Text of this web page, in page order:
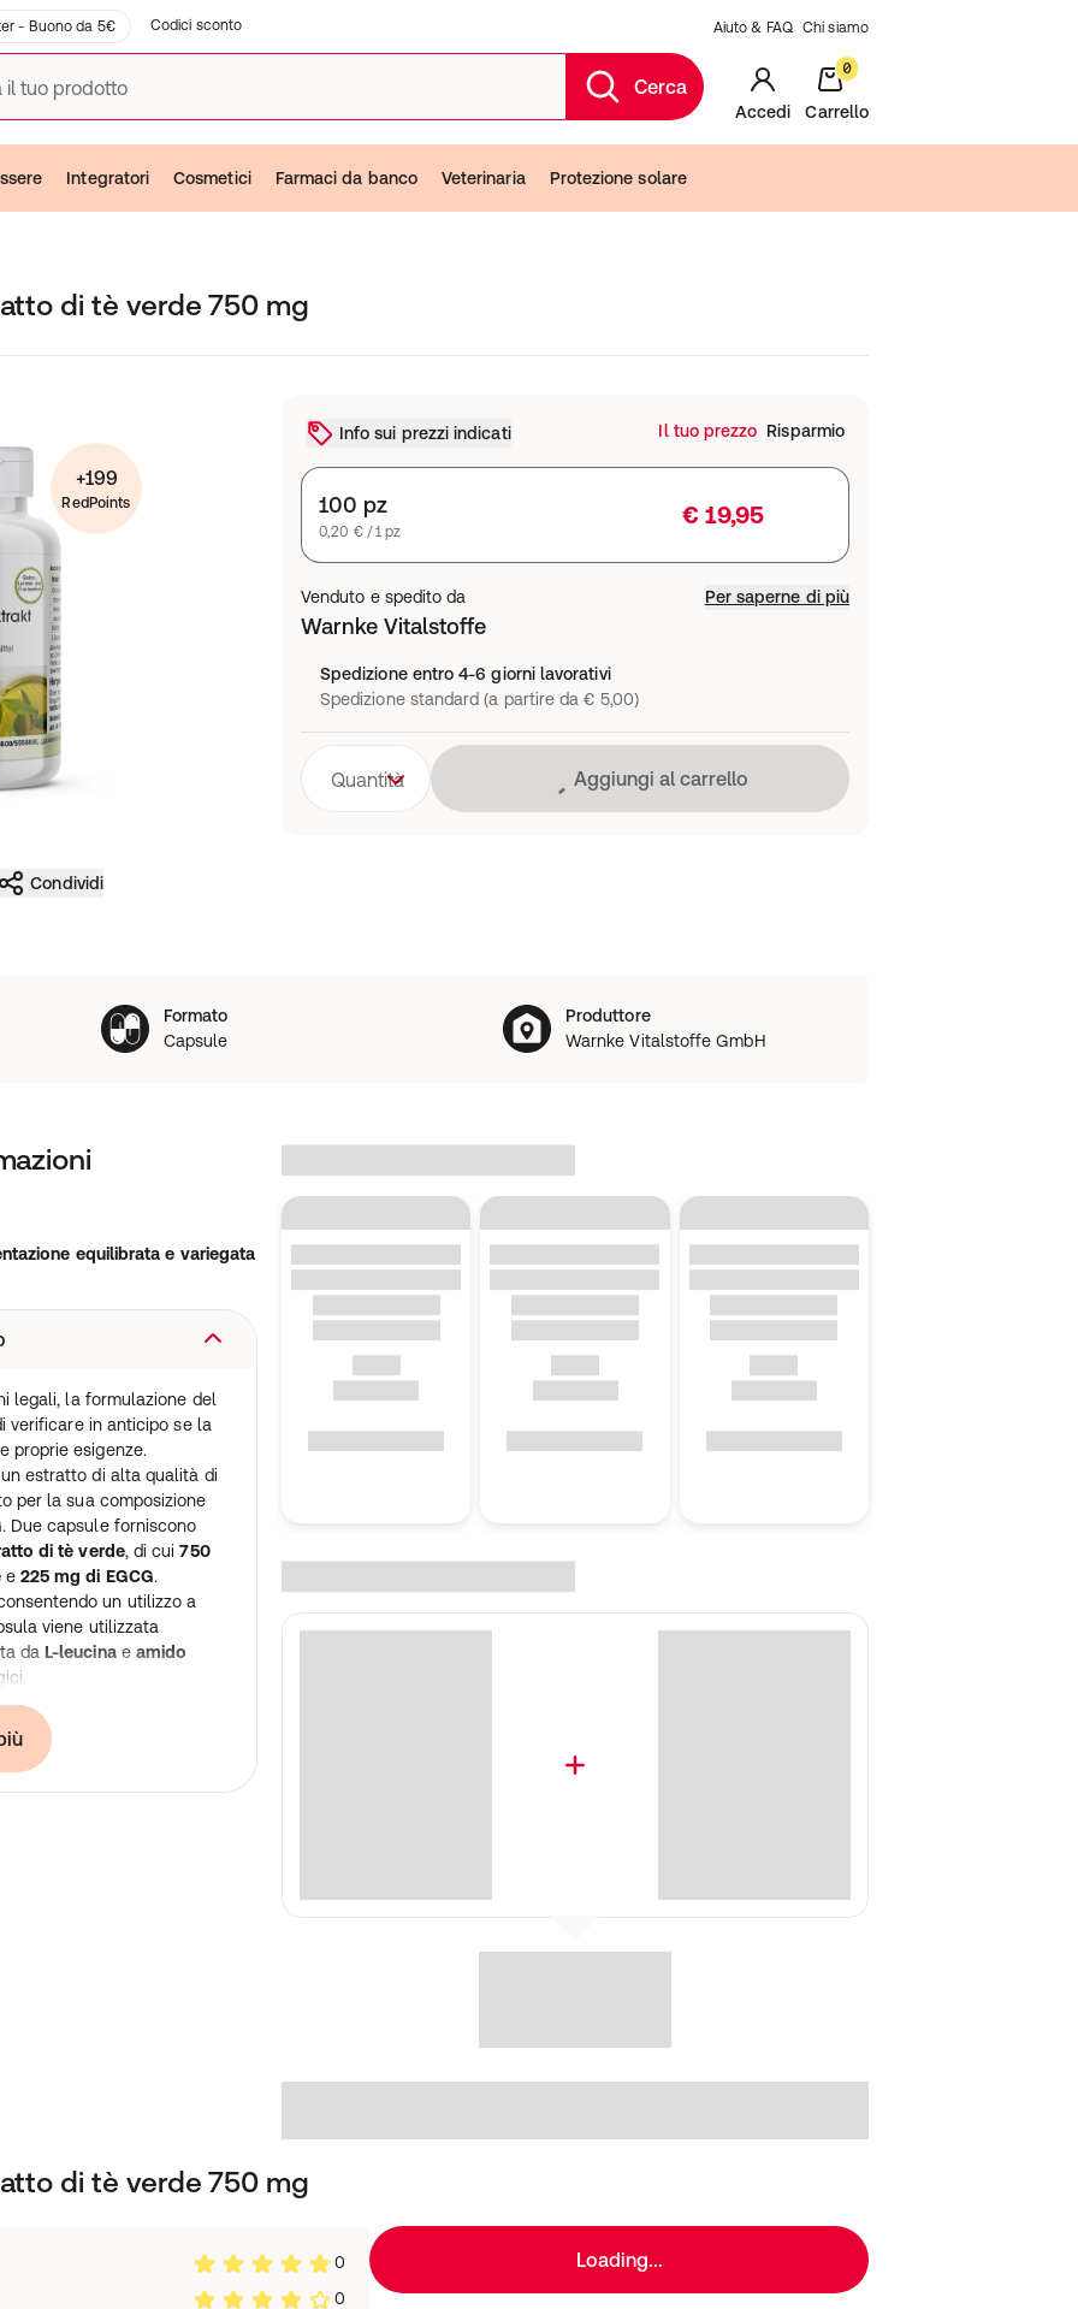
- Buono da 5€ Codici sconto Aiuto & FAQ Chi siamo
il tuo prodotto Cerca
Accedi
0
Carrello
Integratori Cosmetici Farmaci da banco Veterinaria Protezione solare
di tè verde 750 mg
+199
RedPoints
Condividi
Info sui prezzi indicati Il tuo prezzo Risparmio
100 pz
0,20 € / 1 pz
€ 19,95
Venduto e spedito da Per saperne di più
Warnke Vitalstoffe
Spedizione entro 4-6 giorni lavorativi
Spedizione standard (a partire da € 5,00)
Quantità Caricamento in corso
Aggiungi al carrello
Formato
Capsule
Produttore
Warnke Vitalstoffe GmbH
equilibrata e variegata
legali, la formulazione del
verificare in anticipo se la
proprie esigenze.
estratto di alta qualità di
per la sua composizione
. Due capsule forniscono
di tè verde, di cui750
e 225 mg di EGCG.
un utilizzo a
viene utilizzata
da L-leucinae amido
tedesca – Made in
in Germania •
igiene HACCP • Senza
indicazioni sugli effetti
abbondante acqua.
di tè verde 750 mg
0
0
Loading...